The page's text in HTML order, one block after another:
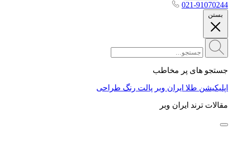
021-91070244
بستن
جستجو های پر مخاطب
اپلیکیشن طلا ایران وبر پالت رنگ طراحی
مقالات ترند ایران وبر